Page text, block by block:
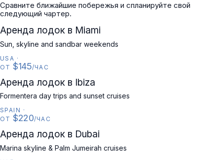
Сравните ближайшие побережья и спланируйте свой
следующий чартер.
USA
Аренда лодок в Miami
Sun, skyline and sandbar weekends
USA ·
ОТ $145/ЧАС
SPAIN
Аренда лодок в Ibiza
Formentera day trips and sunset cruises
SPAIN ·
ОТ $220/ЧАС
UAE
Аренда лодок в Dubai
Marina skyline & Palm Jumeirah cruises